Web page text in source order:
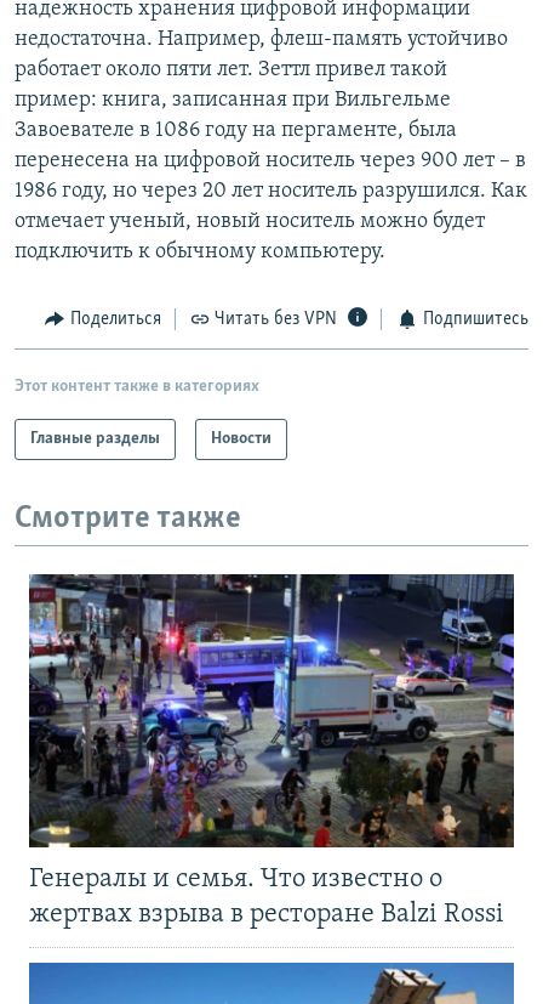
надежность хранения цифровой информации
недостаточна. Например, флеш-память устойчиво
работает около пяти лет. Зеттл привел такой
пример: книга, записанная при Вильгельме
Завоевателе в 1086 году на пергаменте, была
перенесена на цифровой носитель через 900 лет – в
1986 году, но через 20 лет носитель разрушился. Как
отмечает ученый, новый носитель можно будет
подключить к обычному компьютеру.
Поделиться Читать без VPN Подпишитесь
Этот контент также в категориях
Главные разделы Новости
Смотрите также
Генералы и семья. Что известно о
жертвах взрыва в ресторане Balzi Rossi